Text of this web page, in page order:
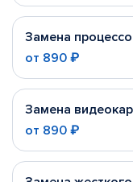
Замена
от 890 ₽
Замена
от 890 ₽